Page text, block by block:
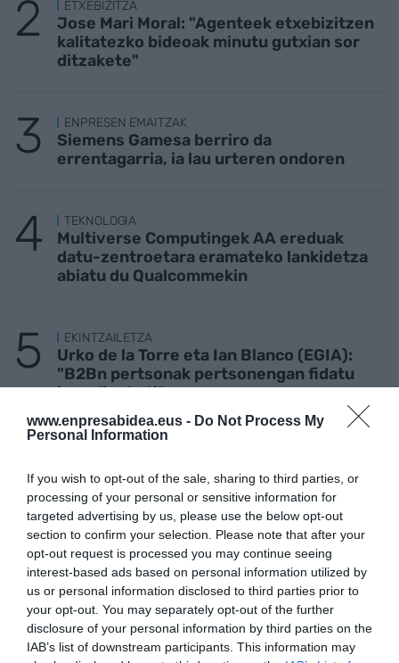
www.enpresabidea.eus - Do Not Process My
Personal Information
If you wish to opt-out of the sale, sharing to third parties, or
processing of your personal or sensitive information for
targeted advertising by us, please use the below opt-out
section to confirm your selection. Please note that after your
opt-out request is processed you may continue seeing
interest-based ads based on personal information utilized by
us or personal information disclosed to third parties prior to
your opt-out. You may separately opt-out of the further
disclosure of your personal information by third parties on the
IAB’s list of downstream participants. This information may
ETXEBIZITZA
Jose Mari Moral: "Agenteek etxebizitzen
kalitatezko bideoak minutu gutxian sor
ditzakete"
ENPRESEN EMAITZAK
Siemens Gamesa berriro da
errentagarria, ia lau urteren ondoren
TEKNOLOGIA
Multiverse Computingek AA ereduak
datu-zentroetara eramateko lankidetza
abiatu du Qualcommekin
EKINTZAILETZA
Urko de la Torre eta Ian Blanco (EGIA):
"B2Bn pertsonak pertsonengan fidatu
izan dira beti"